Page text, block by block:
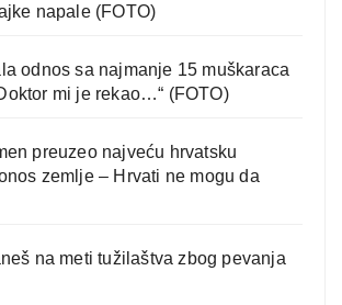
napale (FOTO)
odnos sa najmanje 15 muškaraca
mi je rekao…“ (FOTO)
preuzeo najveću hrvatsku
zemlje – Hrvati ne mogu da
na meti tužilaštva zbog pevanja